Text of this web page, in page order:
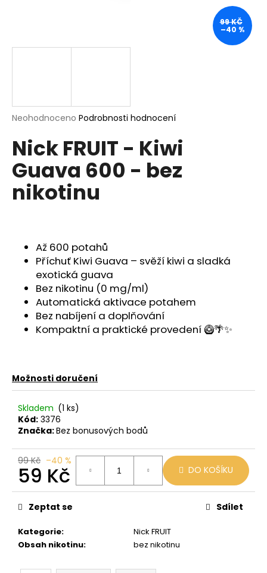
Průměrné
produktu
je
0,0
z
5
hvězdiček.
Neohodnoceno Podrobnosti hodnocení
Nick FRUIT - Kiwi
Guava 600 - bez
nikotinu
Až 600 potahů
Příchuť Kiwi Guava – svěží kiwi a sladká
exotická guava
Bez nikotinu (0 mg/ml)
Automatická aktivace potahem
Bez nabíjení a doplňování
Kompaktní a praktické provedení 🥝🌴✨
Možnosti doručení
Skladem (1 ks)
Kód: 3376
Značka:Bez bonusových bodů
99 Kč –40 %
59 Kč
Měrná
cena:
DO KOŠÍKU
Kategorie:
Nick FRUIT
Obsah nikotinu: bez nikotinu
Zeptat se Sdílet
99 KČ
–40 %
í
D
o
POD
CUBA
59
Kč
Původně:
99
Kč